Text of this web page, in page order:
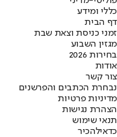
כללי ומידע
דף הבית
זמני כניסת וצאת שבת
מגזין השבוע
בחירות 2026
אודות
צור קשר
נבחרת הכתבים והפרשנים
מדיניות פרטיות
הצהרת נגישות
תנאי שימוש
כדאילהכיר